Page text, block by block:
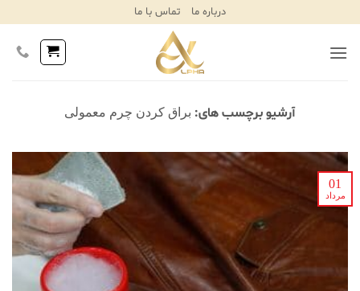
Content
درباره ما تماس با ما
آرشیو برچسب های: براق کردن چرم معمولی
01
مرداد